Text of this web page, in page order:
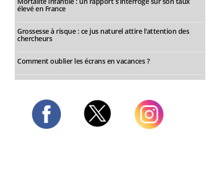
élevé en France
Grossesse à risque : ce jus naturel attire l'attention des
chercheurs
Comment oublier les écrans en vacances ?